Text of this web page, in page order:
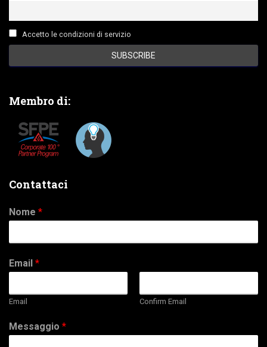
Accetto le condizioni di servizio
Membro di:
Contattaci
Nome *
Email *
Email Confirm Email
Messaggio *